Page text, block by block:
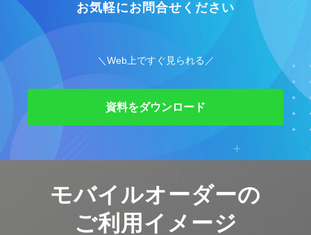
お気軽にお問合せください
＼Web上ですぐ見られる／
資料をダウンロード
モバイルオーダーの
ご利用イメージ